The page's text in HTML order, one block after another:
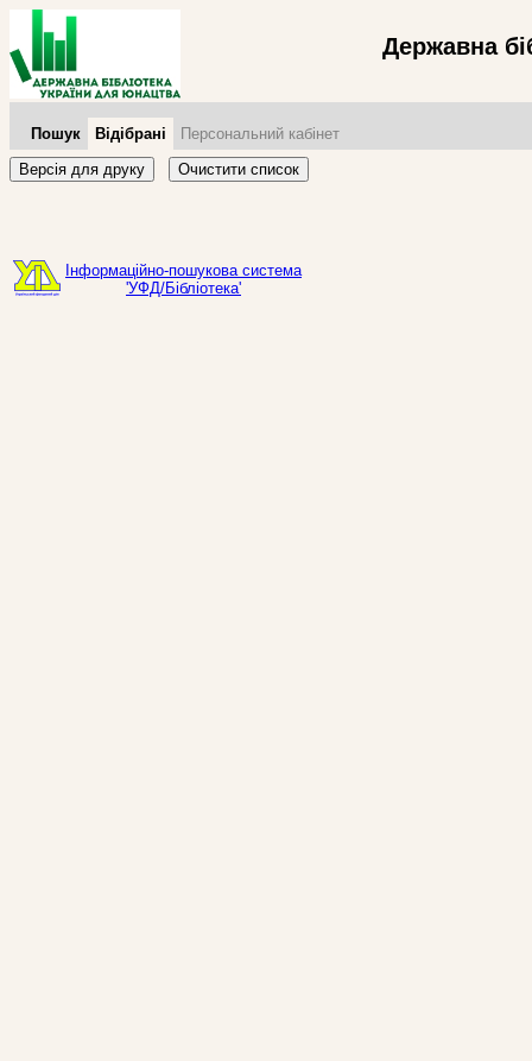
Державна
Пошук Відібрані
Персональний кабінет
Версія для друку
Очистити список
Інформаційно-пошукова система
'УФД/Бібліотека'